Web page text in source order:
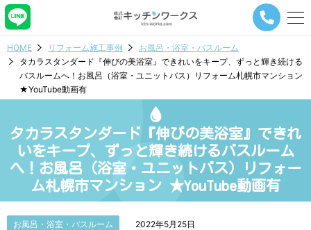
メ
ー
ナ
ゲ
ョ
タ
HOME リフォーム施工事例
お風呂・浴室・バスルーム
タカラスタンダード『伸びの美浴室』できれいをキープ、ずっと輝き続ける
バスルームへ！お風呂（浴室・ユニットバス）リフォーム札幌市マンション
★YouTube動画有
タカラスタンダード『伸びの美浴室』できれ
いをキープ、ずっと輝き続けるバスルーム
へ！お風呂（浴室・ユニットバス）リフォー
ム札幌市マンション ★YouTube動画有
お風呂・浴室・バスルーム 2022年5月25日